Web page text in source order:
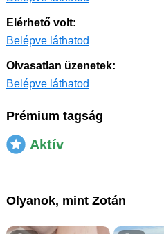
Elérhető volt:
Belépve láthatod
Olvasatlan üzenetek:
Belépve láthatod
Prémium tagság
Aktív
Olyanok, mint Zotán